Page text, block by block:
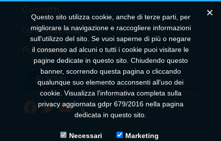
La Redazione
Pubblicità
SOCIAL
Facebook
TwitterYouTube
Tumblr
Questo sito utilizza cookie, anche di terze parti, per
migliorare la navigazione e raccogliere informazioni
sull'utilizzo del sito. Se vuoi saperne di più o negare
il consenso ad alcuni o tutti i cookie puoi visitare le
pagine dedicate in questo sito. Chiudendo questo
banner, scorrendo questa pagina o cliccando
qualunque suo elemento acconsenti all'uso dei
cookie. Visualizza l'informativa completa sulla
privacy aggiornata gdpr 679/2016 nella pagina
dedicata in questo sito.
Necessari
Marketing